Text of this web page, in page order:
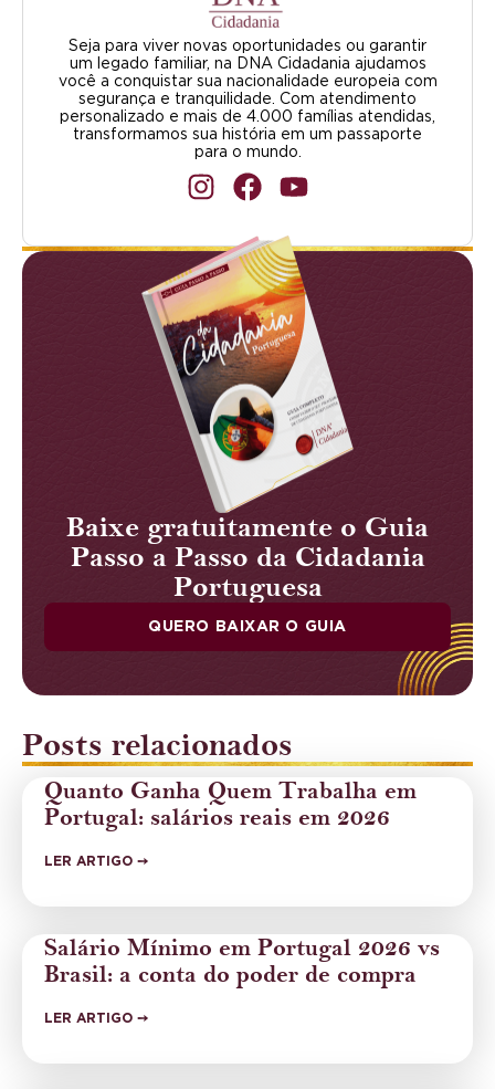
Seja para viver novas oportunidades ou garantir
um legado familiar, na DNA Cidadania ajudamos
você a conquistar sua nacionalidade europeia com
segurança e tranquilidade. Com atendimento
personalizado e mais de 4.000 famílias atendidas,
transformamos sua história em um passaporte
para o mundo.
Baixe gratuitamente o Guia
Passo a Passo da Cidadania
Portuguesa
QUERO BAIXAR O GUIA
Posts relacionados
Quanto Ganha Quem Trabalha em
Portugal: salários reais em 2026
LER ARTIGO ➙
Salário Mínimo em Portugal 2026 vs
Brasil: a conta do poder de compra
LER ARTIGO ➙